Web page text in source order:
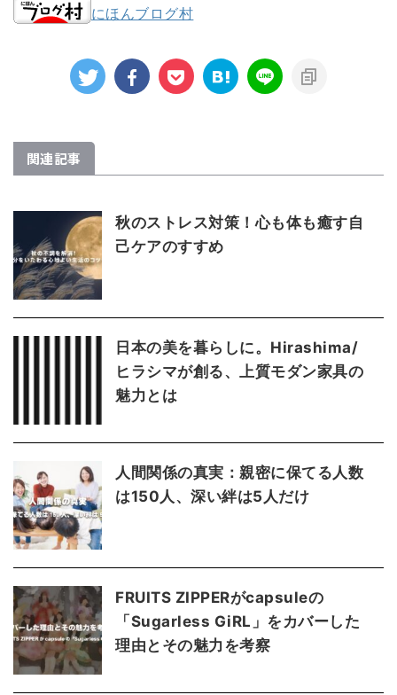
にほんブログ村
関連記事
秋のストレス対策！心も体も癒す自
己ケアのすすめ
日本の美を暮らしに。Hirashima/
ヒラシマが創る、上質モダン家具の
魅力とは
人間関係の真実：親密に保てる人数
は150人、深い絆は5人だけ
FRUITS ZIPPERがcapsuleの
「Sugarless GiRL」をカバーした
理由とその魅力を考察